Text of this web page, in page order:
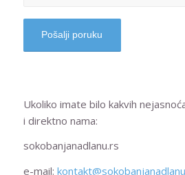
Ukoliko imate bilo kakvih
i direktno nama:
sokobanjanadlanu.rs
e-mail: